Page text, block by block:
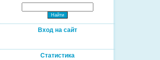
Вход на сайт
Статистика